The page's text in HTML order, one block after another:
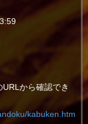
から確認でき
kabuken.htm